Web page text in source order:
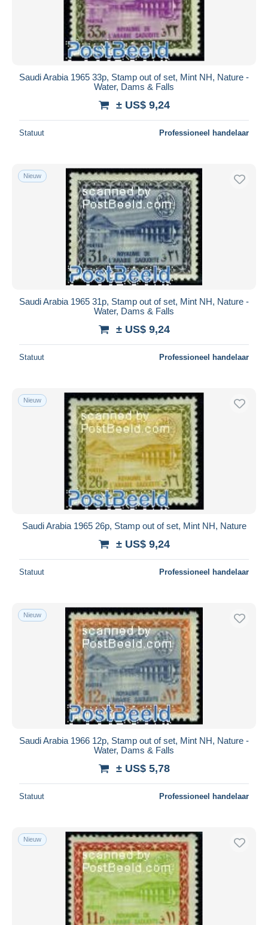
Saudi Arabia 1965 33p, Stamp out of set, Mint NH, Nature -
Water, Dams & Falls
± US$ 9,24
Statuut Professioneel handelaar
Nieuw
Saudi Arabia 1965 31p, Stamp out of set, Mint NH, Nature -
Water, Dams & Falls
± US$ 9,24
Statuut Professioneel handelaar
Nieuw
Saudi Arabia 1965 26p, Stamp out of set, Mint NH, Nature
± US$ 9,24
Statuut Professioneel handelaar
Nieuw
Saudi Arabia 1966 12p, Stamp out of set, Mint NH, Nature -
Water, Dams & Falls
± US$ 5,78
Statuut Professioneel handelaar
Nieuw